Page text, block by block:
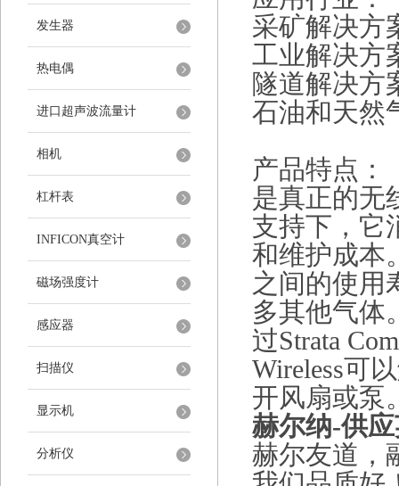
发生器
热电偶
进口超声波流量计
相机
杠杆表
INFICON真空计
磁场强度计
感应器
扫描仪
显示机
分析仪
采矿解决方
工业解决方
隧道解决方
石油和天然
产品特点：
是真正的无
支持下，它
和维护成本
之间的使用
多其他气体
过Strata
Wireless可
开风扇或泵
赫尔纳-供应
赫尔友道，